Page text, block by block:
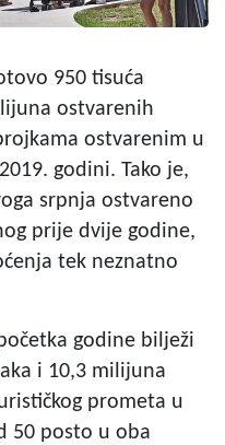
950 tisuća
ostvarenih
ostvarenim u
godini. Tako je,
srpnja ostvareno
prije dvije godine,
tek neznatno
godine bilježi
i 10,3 milijuna
prometa u
50 posto u oba